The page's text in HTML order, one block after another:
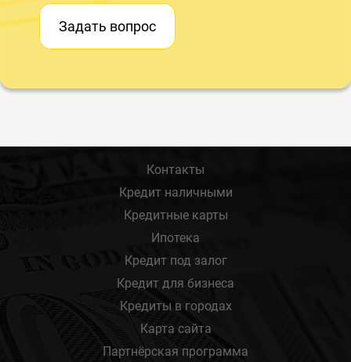
Задать вопрос
Контакты
Кредит наличными
Кредитные карты
Ипотека
Кредит под залог
Кредит для бизнеса
Кредиты в городах
Карта сайта
Партнёрская программа